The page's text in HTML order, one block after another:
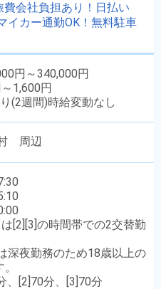
会社負担あり！日払い
イカー通勤OK！無料駐車
円～340,000円
1,600円
(2週間)時給変動なし
村 周辺
[2][3]の時間帯での2交替勤
深夜勤務のため18歳以上の
、[2]70分、[3]70分